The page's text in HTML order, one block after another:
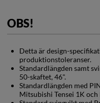
OBS!
Detta är design-
produktionstoleranser.
Standardlängden samt
50-skaftet, 46".
Standardlängden med
Mitsubishi Tensei 1K